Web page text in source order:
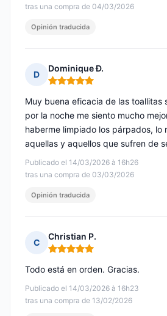
tras una compra de 04/03/2026
Opinión traducida
D
Dominique Ð.
Nota: 5 de 5
Publicado el 14/03/2026 à 16h26
tras una compra de 03/03/2026
Muy buena eficacia de las toallitas
por la noche me siento mucho
haberme limpiado los párpados, lo
aquellas y aquellos que sufren de
Opinión traducida
C
Christian P.
Nota: 5 de 5
Publicado el 14/03/2026 à 16h23
tras una compra de 13/02/2026
Todo está en orden. Gracias.